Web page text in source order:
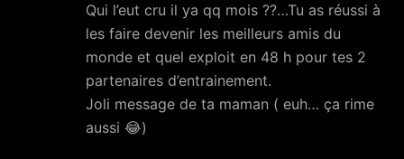
Qui l’eut cru il ya qq mois ??…Tu as réussi à
les faire devenir les meilleurs amis du
monde et quel exploit en 48 h pour tes 2
partenaires d’entrainement.
Joli message de ta maman ( euh… ça rime
aussi 😂)